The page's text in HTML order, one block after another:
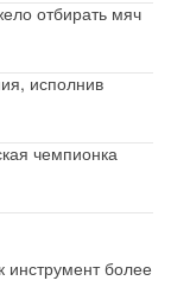
отбирать мяч
исполнив
чемпионка
инструмент более